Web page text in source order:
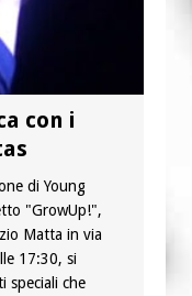
con i
di Young
"GrowUp!",
Matta in via
17:30, si
speciali che